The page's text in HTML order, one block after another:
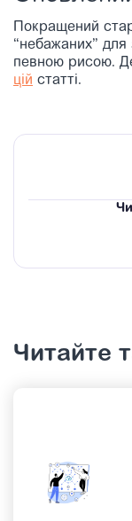
Покращений
“небажаних” для
певною рисою.
цій статті.
Читайте